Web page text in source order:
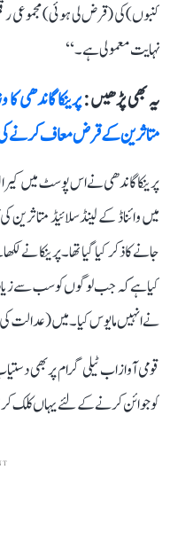
کنبوں) کی (قرض لی ہوئی)
نہایت معمولی ہے۔‘‘
یہ بھی پڑھیں :پرینکا گاندھی
متاثرین کے قرض معاف کرنے
پرینکا گاندھی نے اس پوسٹ میں
میں وائناڈ کے لینڈسلائیڈ
جانے کا ذکر کیا گیا تھا۔ پرینکا نے
کیا ہے کہ جب لوگوں کو سب سے
نے انہیں مایوس کیا۔ میں
قومی آواز اب ٹیلی گرام پر بھی
کو جوائن کرنے کے لئے یہاں کلک